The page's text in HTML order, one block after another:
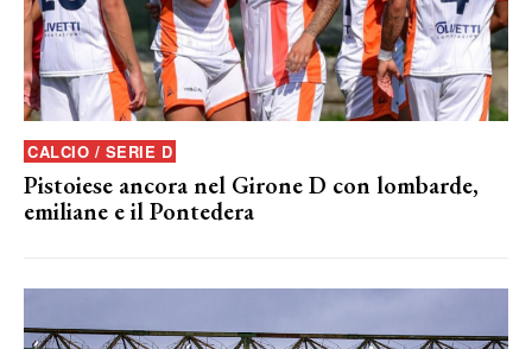
CALCIO / SERIE D
Pistoiese ancora nel Girone D con lombarde,
emiliane e il Pontedera